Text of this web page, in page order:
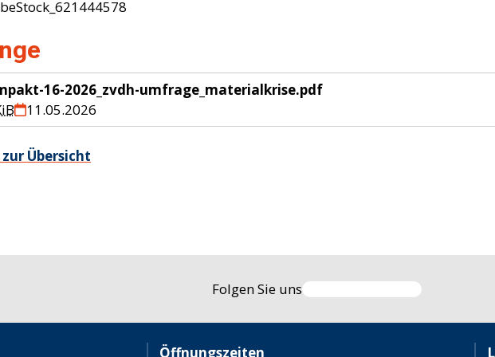
16-2026_zvdh-umfrage_materialkrise.pdf
11.05.2026
Übersicht
Folgen Sie uns
Öffnungszeiten